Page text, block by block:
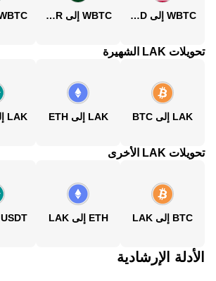
WBTC إلى USD WBTC إلى PKR
تحويلات LAK الشهيرة
LAK إلى BTC LAK إلى ETH LAK إلى USDT
تحويلات LAK الأخرى
BTC إلى LAK ETH إلى LAK USDT إلى LAK
الأدلة الإرشادية